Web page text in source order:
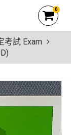
0
考試 Exam